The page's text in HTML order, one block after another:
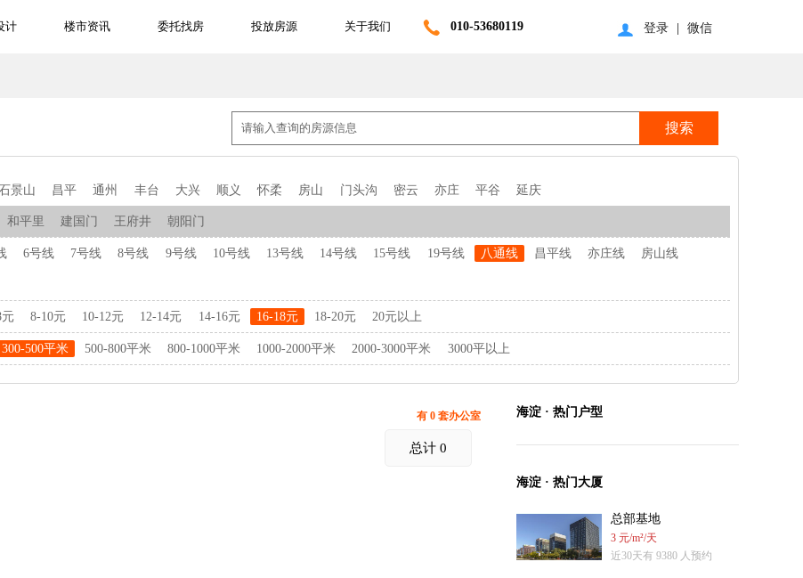
计 楼市资讯 委托找房 投放房源 关于我们 010-53680119 登录 微信
景山 昌平 通州 丰台 大兴 顺义 怀柔 房山 门头沟 密云 亦庄 平谷 延庆
和平里 建国门 王府井 朝阳门
6号线 7号线 8号线 9号线 10号线 13号线 14号线 15号线 19号线 八通线 昌平线 亦庄线 房山线
元 8-10元 10-12元 12-14元 14-16元 16-18元 18-20元 20元以上
300-500平米 500-800平米 800-1000平米 1000-2000平米 2000-3000平米 3000平以上
有 0 套办公室
总计 0
海淀 · 热门户型
海淀 · 热门大厦
总部基地
3 元/m²/天
近30天有 9380 人预约